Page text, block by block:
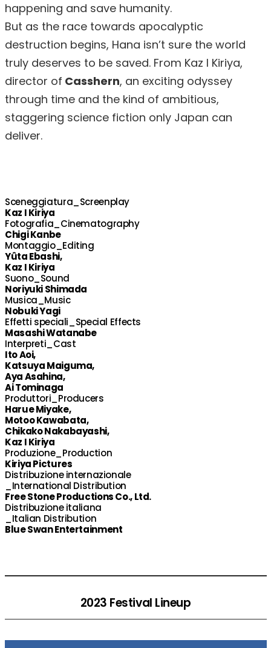
happening and save humanity.
But as the race towards apocalyptic
destruction begins, Hana isn’t sure the world
truly deserves to be saved. From Kaz I Kiriya,
director of Casshern, an exciting odyssey
through time and the kind of ambitious,
staggering science fiction only Japan can
deliver.
Sceneggiatura_Screenplay
Kaz I Kiriya
Fotografia_Cinematography
Chigi Kanbe
Montaggio_Editing
Yûta Ebashi,
Kaz I Kiriya
Suono_Sound
Noriyuki Shimada
Musica_Music
Nobuki Yagi
Effetti speciali_Special Effects
Masashi Watanabe
Interpreti_Cast
Ito Aoi,
Katsuya Maiguma,
Aya Asahina,
Ai Tominaga
Produttori_Producers
Harue Miyake,
Motoo Kawabata,
Chikako Nakabayashi,
Kaz I Kiriya
Produzione_Production
Kiriya Pictures
Distribuzione internazionale
_International Distribution
Free Stone Productions Co., Ltd.
Distribuzione italiana
_Italian Distribution
Blue Swan Entertainment
2023 Festival Lineup